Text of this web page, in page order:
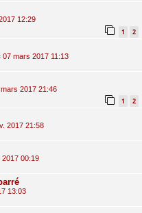
12:29
1 2
07 mars 2017 11:13
2017 21:46
1 2
2017 21:58
2017 00:19
13:03